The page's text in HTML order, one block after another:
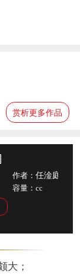
赏析更多作品
作者：任淦庭
容量：cc
大；